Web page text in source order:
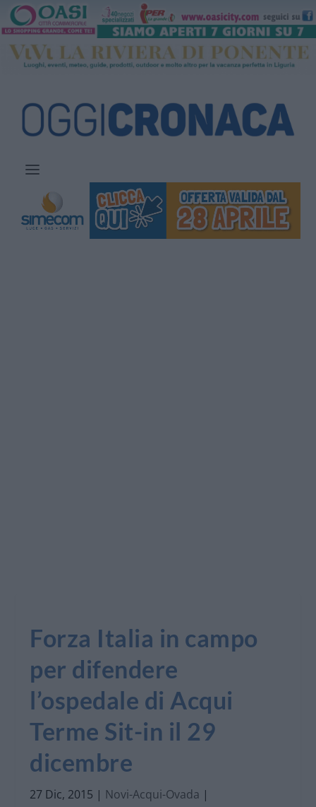
Forza Italia in campo
per difendere
l’ospedale di Acqui
Terme Sit-in il 29
dicembre
27 Dic, 2015 | Novi-Acqui-Ovada |